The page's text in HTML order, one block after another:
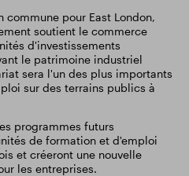
commune pour East London,
soutient le commerce
d'investissements
le patrimoine industriel
sera l'un des plus importants
sur des terrains publics à
programmes futurs
de formation et d'emploi
et créeront une nouvelle
les entreprises.